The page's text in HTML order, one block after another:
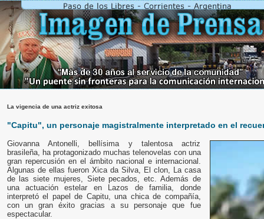
La vigencia de una actriz exitosa
"Capitu", un personaje magistralmente interpretado en el
Giovanna Antonelli, bellísima y talentosa actriz
brasileña, ha protagonizado muchas telenovelas con una
gran repercusión en el ámbito nacional e internacional.
Algunas de ellas fueron Xica da Silva, El clon, La casa
de las siete mujeres, Siete pecados, etc. Además de
una actuación estelar en Lazos de familia, donde
interpretó el papel de Capitu, una chica de compañía,
con un gran éxito gracias a su personaje que fue
espectacular.